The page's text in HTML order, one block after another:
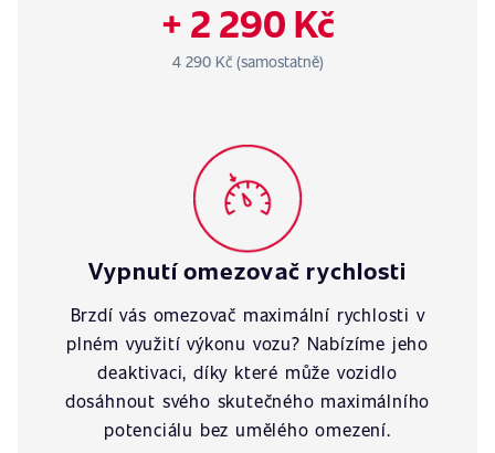
+ 2 290 Kč
4 290 Kč (samostatně)
Vypnutí omezovač rychlosti
Brzdí vás omezovač maximální rychlosti v
plném využití výkonu vozu? Nabízíme jeho
deaktivaci, díky které může vozidlo
dosáhnout svého skutečného maximálního
potenciálu bez umělého omezení.